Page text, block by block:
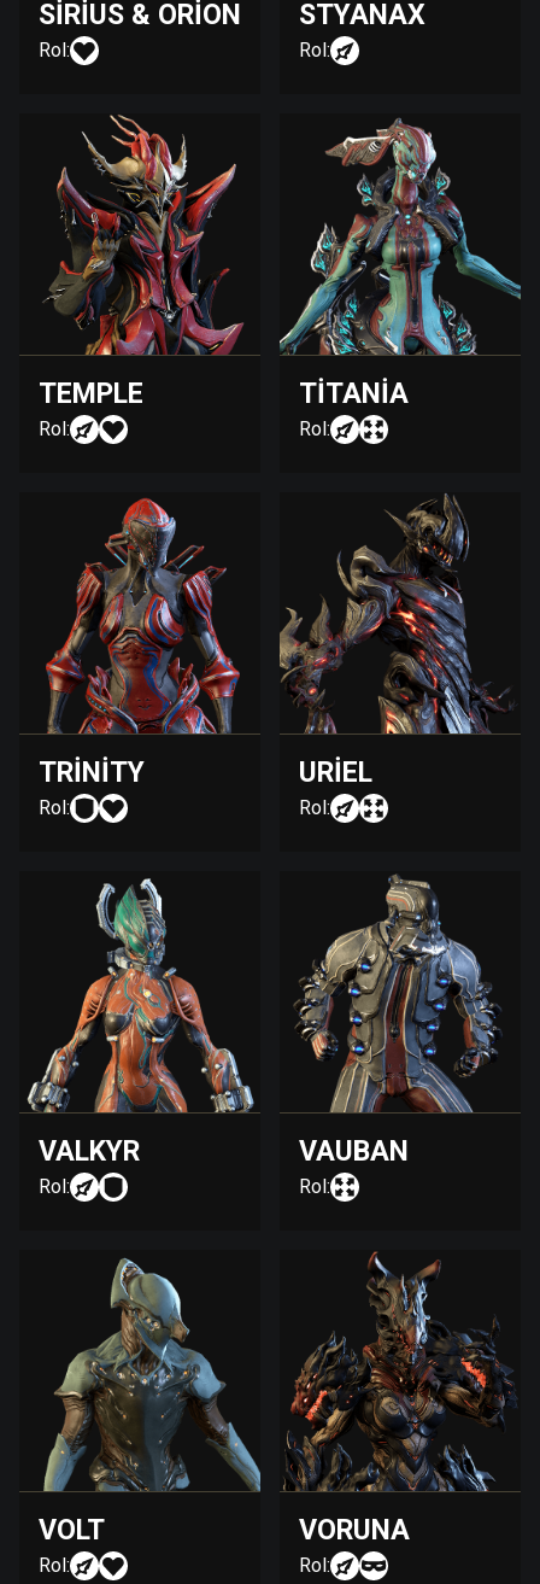
SIRIUS & ORION
Rol:
STYANAX
Rol:
TEMPLE
Rol:
TITANIA
Rol:
TRINITY
Rol:
URIEL
Rol:
VALKYR
Rol:
VAUBAN
Rol:
VOLT
Rol:
VORUNA
Rol: